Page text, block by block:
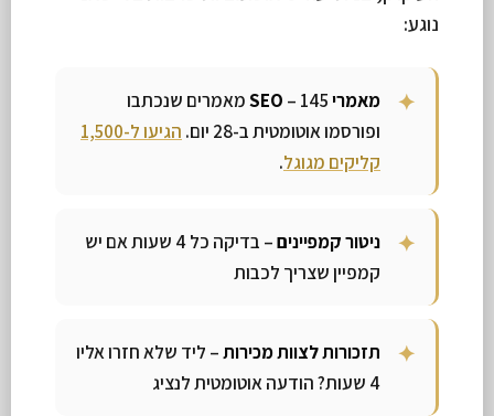
נוגע:
מאמרי SEO
– 145 מאמרים שנכתבו
ופורסמו אוטומטית ב-28 יום.
הגיעו ל-1,500
קליקים מגוגל.
ניטור קמפיינים
– בדיקה כל 4 שעות אם יש
קמפיין שצריך לכבות
תזכורות לצוות מכירות– ליד שלא חזרו אליו
4 שעות? הודעה אוטומטית לנציג